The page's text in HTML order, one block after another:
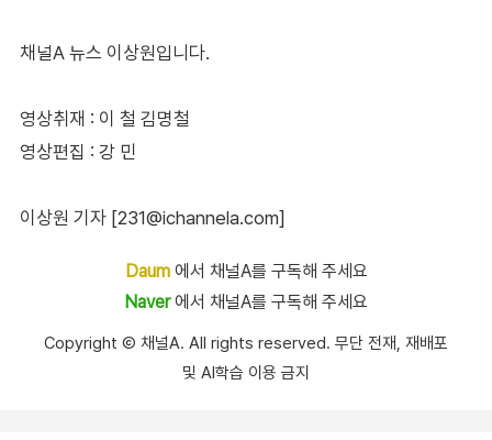
채널A 뉴스 이상원입니다.
영상취재 : 이 철 김명철
영상편집 : 강 민
이상원 기자 [231@ichannela.com]
Daum에서 채널A를 구독해 주세요
Naver에서 채널A를 구독해 주세요
Copyright Ⓒ 채널A. All rights reserved. 무단 전재, 재배포
및 AI학습 이용 금지